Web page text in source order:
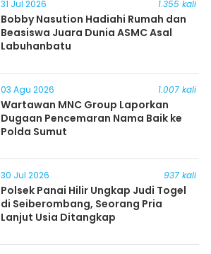
31 Jul 2026 1.355 kali
Bobby Nasution Hadiahi Rumah dan
Beasiswa Juara Dunia ASMC Asal
Labuhanbatu
03 Agu 2026 1.007 kali
Wartawan MNC Group Laporkan
Dugaan Pencemaran Nama Baik ke
Polda Sumut
30 Jul 2026 937 kali
Polsek Panai Hilir Ungkap Judi Togel
di Seiberombang, Seorang Pria
Lanjut Usia Ditangkap